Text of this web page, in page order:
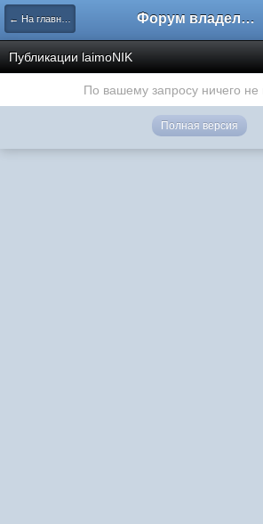
← На главную Форум владельцев интернет-магазинов
Публикации laimoNIK
По вашему запросу ничего не
Полная версия